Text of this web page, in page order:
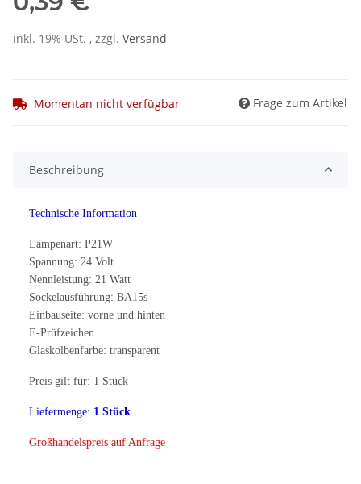
inkl. 19% USt. , zzgl. Versand
Momentan nicht verfügbar Frage zum Artikel
Beschreibung
Technische Information
Lampenart: P21W
Spannung: 24 Volt
Nennleistung: 21 Watt
Sockelausführung: BA15s
Einbauseite: vorne und hinten
E-Prüfzeichen
Glaskolbenfarbe: transparent
Preis gilt für: 1 Stück
Liefermenge: 1 Stück
Großhandelspreis auf Anfrage